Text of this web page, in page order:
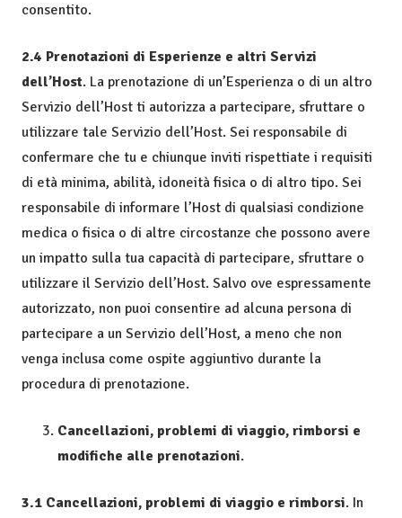
consentito.
2.4 Prenotazioni di Esperienze e altri Servizi
dell’Host. La prenotazione di un’Esperienza o di un altro
Servizio dell’Host ti autorizza a partecipare, sfruttare o
utilizzare tale Servizio dell’Host. Sei responsabile di
confermare che tu e chiunque inviti rispettiate i requisiti
di età minima, abilità, idoneità fisica o di altro tipo. Sei
responsabile di informare l’Host di qualsiasi condizione
medica o fisica o di altre circostanze che possono avere
un impatto sulla tua capacità di partecipare, sfruttare o
utilizzare il Servizio dell’Host. Salvo ove espressamente
autorizzato, non puoi consentire ad alcuna persona di
partecipare a un Servizio dell’Host, a meno che non
venga inclusa come ospite aggiuntivo durante la
procedura di prenotazione.
Cancellazioni, problemi di viaggio, rimborsi e
modifiche alle prenotazioni.
3.1 Cancellazioni, problemi di viaggio e rimborsi. In